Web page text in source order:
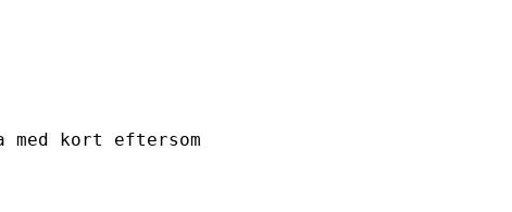
kort eftersom